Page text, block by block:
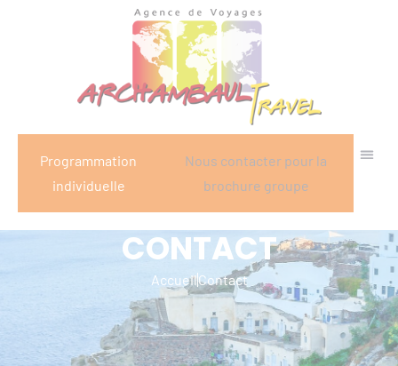
Programmation
individuelle
Nous contacter pour la
brochure groupe
CONTACT
AccueilContact
Panneau de gestion des cookies